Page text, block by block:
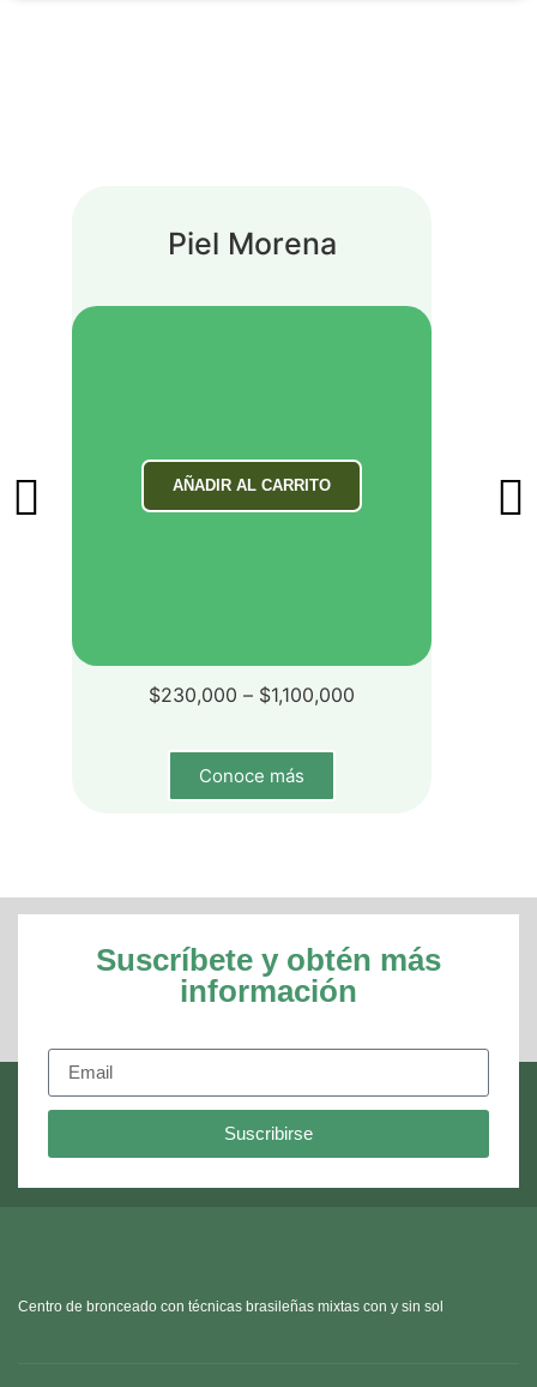
Piel Morena
AÑADIR AL CARRITO
$230,000 – $1,100,000
Conoce más
Suscríbete y obtén más
información
Suscribirse
Centro de bronceado con técnicas brasileñas mixtas con y sin sol